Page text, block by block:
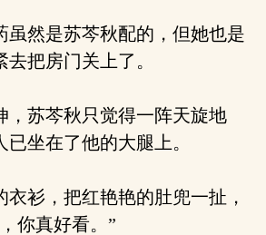
然是苏芩秋配的，但她也是
把房门关上了。
苏芩秋只觉得一阵天旋地
坐在了他的大腿上。
衫，把红艳艳的肚兜一扯，
你真好看。”